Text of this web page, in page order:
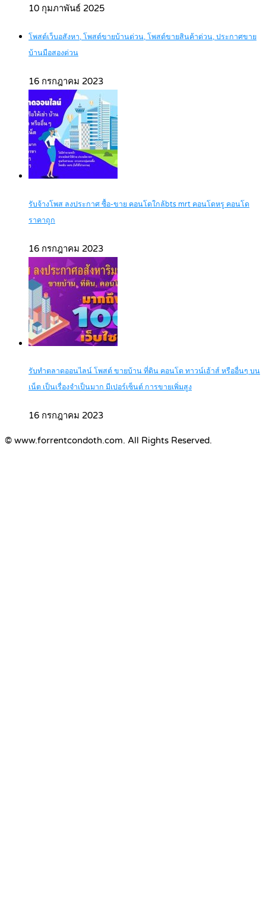
10 กุมภาพันธ์ 2025
โพสต์เว็บอสังหา, โพสต์ขายบ้านด่วน, โพสต์ขายสินค้าด่วน, ประกาศขาย
บ้านมือสองด่วน
16 กรกฎาคม 2023
รับจ้างโพส ลงประกาศ ซื้อ-ขาย คอนโดใกล้bts mrt คอนโดหรู คอนโด
ราคาถูก
16 กรกฎาคม 2023
รับทำตลาดออนไลน์ โพสต์ ขายบ้าน ที่ดิน คอนโด ทาวน์เฮ้าส์ หรืออื่นๆ บน
เน็ต เป็นเรื่องจำเป็นมาก มีเปอร์เซ็นต์ การขายเพิ่มสูง
16 กรกฎาคม 2023
© www.forrentcondoth.com. All Rights Reserved.